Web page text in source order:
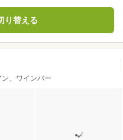
り替える
、ワインバー